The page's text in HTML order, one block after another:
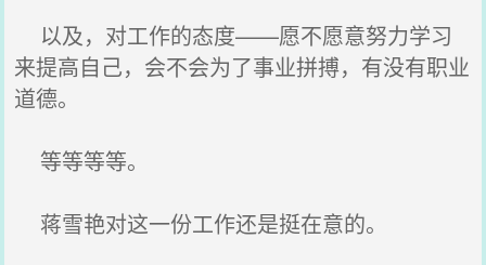
以及，对工作的态度——愿不愿意努力学习
来提高自己，会不会为了事业拼搏，有没有职业
道德。
等等等等。
蒋雪艳对这一份工作还是挺在意的。